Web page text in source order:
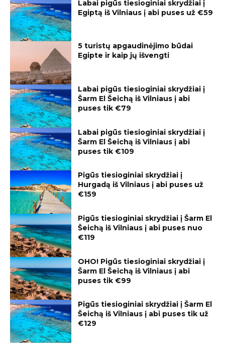
Labai pigūs tiesioginiai skrydžiai į
Egiptą iš Vilniaus į abi puses už €59
5 turistų apgaudinėjimo būdai
Egipte ir kaip jų išvengti
Labai pigūs tiesioginiai skrydžiai į
Šarm El Šeichą iš Vilniaus į abi
puses tik €79
Labai pigūs tiesioginiai skrydžiai į
Šarm El Šeichą iš Vilniaus į abi
puses tik €109
Pigūs tiesioginiai skrydžiai į
Hurgadą iš Vilniaus į abi puses už
€159
Pigūs tiesioginiai skrydžiai į Šarm El
Šeichą iš Vilniaus į abi puses nuo
€119
OHO! Pigūs tiesioginiai skrydžiai į
Šarm El Šeichą iš Vilniaus į abi
puses tik €99
Pigūs tiesioginiai skrydžiai į Šarm El
Šeichą iš Vilniaus į abi puses tik už
€129